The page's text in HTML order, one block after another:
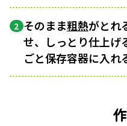
2 そのまま粗熱がとれ
せ、しっとり仕上げ
ごと保存容器に入れ